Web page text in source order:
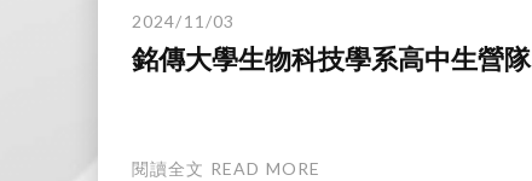
2024/11/03
銘傳大學生物科技學系高中生營隊
閱讀全文 READ MORE